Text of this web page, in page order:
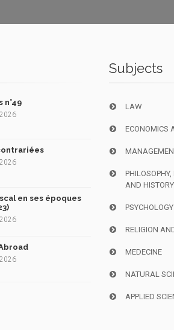
n°49
en ses époques
Subjects
LAW
ECONOMICS
AND HISTORY
RELIGION
MEDECINE
NATURAL
APPLIED